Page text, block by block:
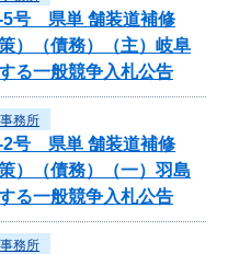
-5号 県単 舗装道補修
）（債務）（主）岐阜
る一般競争入札公告
務所
-2号 県単 舗装道補修
）（債務）（一）羽島
る一般競争入札公告
務所